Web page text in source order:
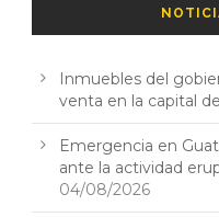
Inmuebles del
venta en la capital
Emergencia en
ante la actividad
04/08/2026